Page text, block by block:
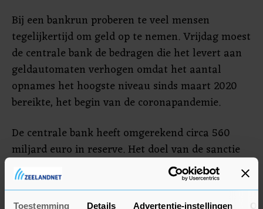
Toestemming Details Advertentie-instellingen
Bij een bankrun proberen te veel mensen
tegelijkertijd om geld op te nemen. Vrijdag moest
de centrale bank de bedragen die het levert aan
geldautomaten verhogen omdat het aantal
opnames het hoogste niveau sinds maart 2020
bereikte, het begin van de coronapandemie.
De centrale bank heeft omgerekend circa 560
miljard euro in reserve. Het doel van de sanctie
tegen de bank is voorkomen dat president
Vladimir Poetin de oorlog in Oekraïne verder kan
financieren, zei de voorzitter van de Europese